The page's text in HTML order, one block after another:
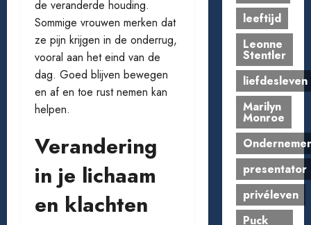
de veranderde houding.
Sommige vrouwen merken dat
ze pijn krijgen in de onderrug,
vooral aan het eind van de
dag. Goed blijven bewegen
en af en toe rust nemen kan
helpen.
Verandering
in je lichaam
en klachten
leeftijd
Leonne
Stentler
liefdesleven
Marilyn
Monroe
presentator
privéleven
Puck